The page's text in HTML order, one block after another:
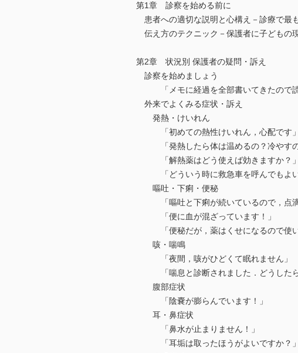
第1章 診察を始める前に
患者への適切な説明と心構え－診療で最
伝え方のテクニック－保護者に子どもの
第2章 状況別 保護者の疑問・訴え
診察を始めましょう
「メモに経過を全部書いてきたので読
外来でよくみる症状・訴え
発熱・けいれん
「初めての熱性けいれん，心配です」
「発熱したら体は温めるの？冷やすの
「解熱薬はどう使えば効きますか？」
「どういう時に救急車を呼んでもよい
嘔吐・下痢・便秘
「嘔吐と下痢が続いているので，点滴
「便に血が混ざっています！」
「便秘だが，薬はくせになるので使い
咳・喘鳴
「夜間，咳がひどくて眠れません」
「喘息と診断されました．どうしたら
腹部症状
「陰嚢が膨らんでいます！」
耳・鼻症状
「鼻水が止まりません！」
「耳垢は取ったほうがよいですか？」